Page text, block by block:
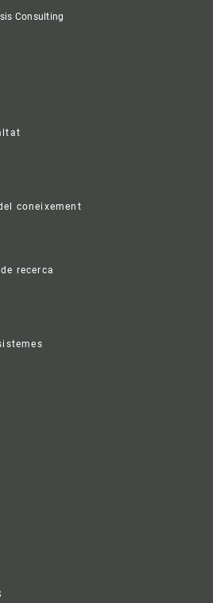
Consulting
coneixement
recerca